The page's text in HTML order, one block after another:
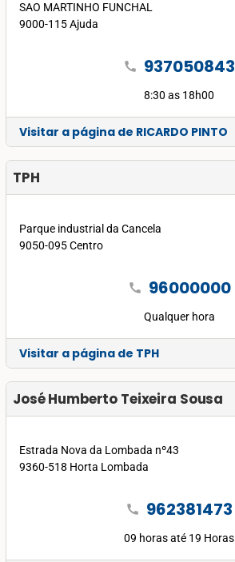
SAO MARTINHO FUNCHAL
9000-115 Ajuda
call 937050843
8:30 as 18h00
Visitar a página de RICARDO PINTO
TPH
Parque industrial da Cancela
9050-095 Centro
call 96000000
Qualquer hora
Visitar a página de TPH
José Humberto Teixeira Sousa
Estrada Nova da Lombada nº43
9360-518 Horta Lombada
call 962381473
09 horas até 19 Horas